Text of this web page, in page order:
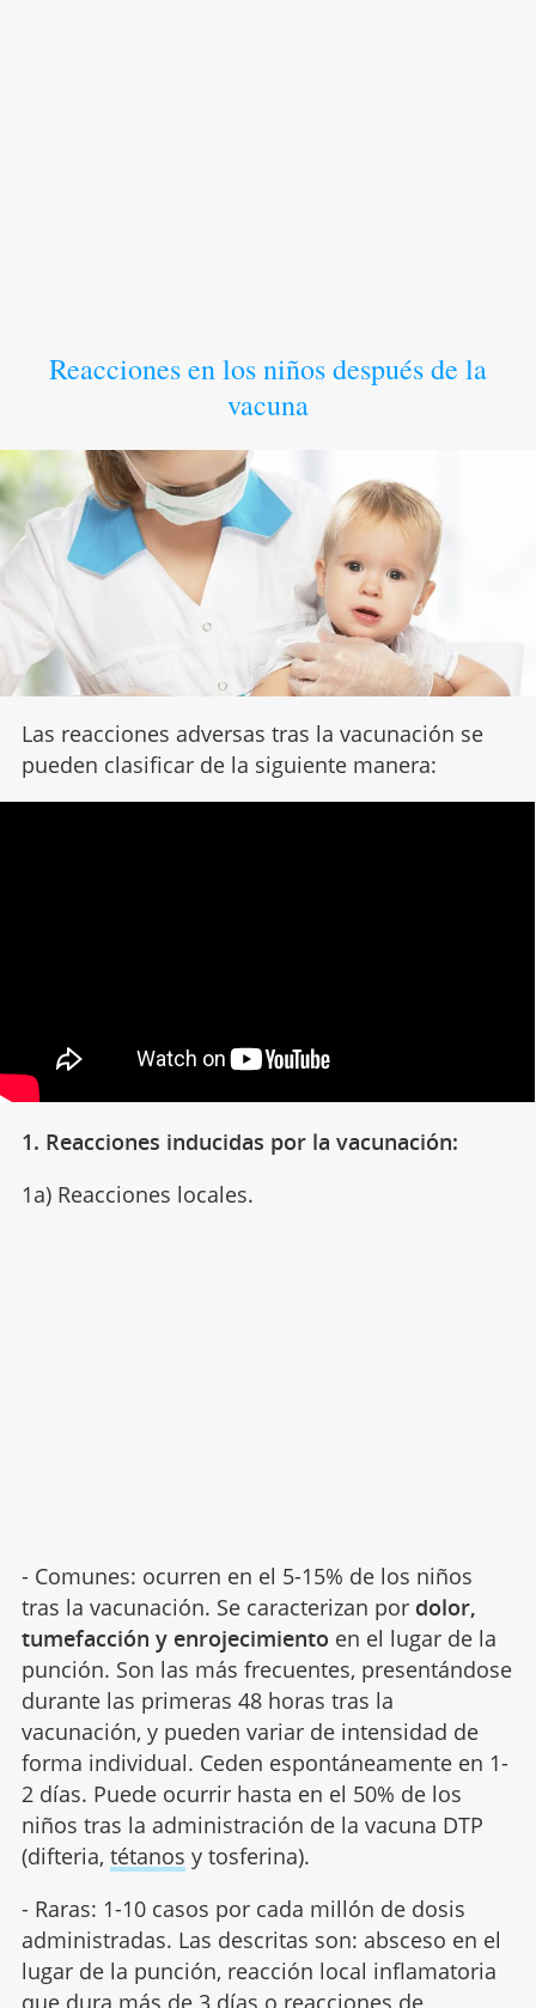
Reacciones en los niños después de la
vacuna
Las reacciones adversas tras la vacunación se
pueden clasificar de la siguiente manera:
1. Reacciones inducidas por la vacunación:
1a) Reacciones locales.
- Comunes: ocurren en el 5-15% de los niños
tras la vacunación. Se caracterizan por dolor,
tumefacción y enrojecimiento en el lugar de la
punción. Son las más frecuentes, presentándose
durante las primeras 48 horas tras la
vacunación, y pueden variar de intensidad de
forma individual. Ceden espontáneamente en 1-
2 días. Puede ocurrir hasta en el 50% de los
niños tras la administración de la vacuna DTP
(difteria, tétanos y tosferina).
- Raras: 1-10 casos por cada millón de dosis
administradas. Las descritas son: absceso en el
lugar de la punción, reacción local inflamatoria